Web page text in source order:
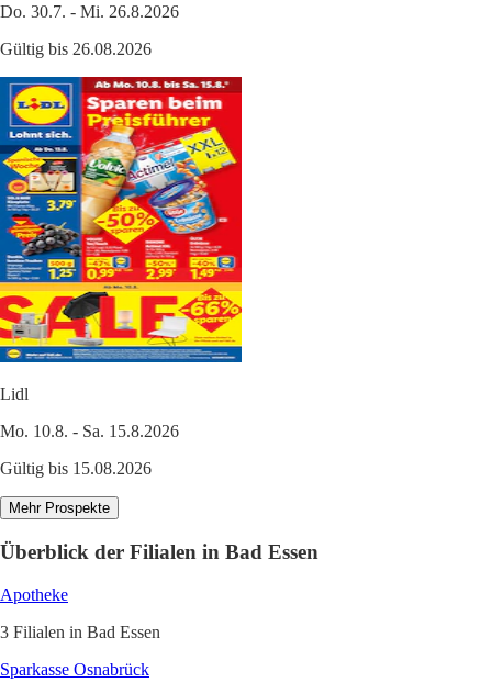
Do. 30.7. - Mi. 26.8.2026
Gültig bis 26.08.2026
Lidl
Mo. 10.8. - Sa. 15.8.2026
Gültig bis 15.08.2026
Mehr Prospekte
Überblick der Filialen in Bad Essen
Apotheke
3 Filialen in Bad Essen
Sparkasse Osnabrück